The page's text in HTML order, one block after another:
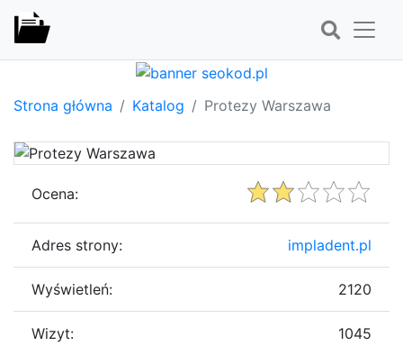
Strona główna Katalog Protezy Warszawa
Ocena:
Adres strony: impladent.pl
Wyświetleń: 2120
Wizyt: 1045